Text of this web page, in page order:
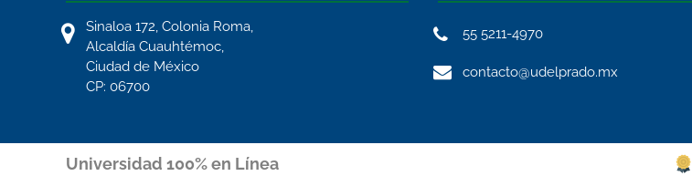
Sinaloa 172, Colonia Roma,
Alcaldía Cuauhtémoc,
Ciudad de México
CP: 06700
55 5211-4970
contacto@udelprado.mx
Universidad 100% en Línea